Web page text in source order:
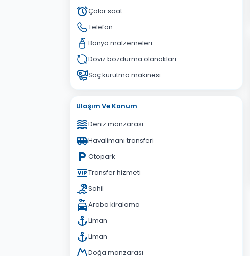
Çalar saat
Telefon
Banyo malzemeleri
Döviz bozdurma olanakları
Saç kurutma makinesi
Ulaşım Ve Konum
Deniz manzarası
Havalimanı transferi
Otopark
Transfer hizmeti
Sahil
Araba kiralama
Liman
Liman
Doğa manzarası